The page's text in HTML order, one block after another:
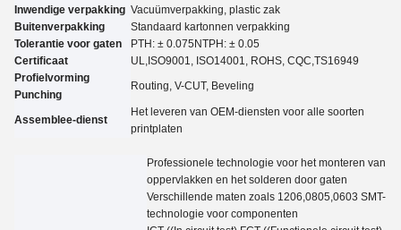
Inwendige verpakking Vacuümverpakking, plastic zak
Buitenverpakking
Standaard kartonnen verpakking
Tolerantie voor gaten
PTH: ± 0.075NTPH: ± 0.05
Certificaat
UL, ISO9001, ISO14001, ROHS, CQC ,TS16949
Profielvorming
Punching
Routing, V-CUT, Beveling
Assemblee-dienst
Het leveren van OEM-diensten voor alle soorten
printplaten
Professionele technologie voor het monteren van
oppervlakken en het solderen door gaten
Verschillende maten zoals 1206,0805,0603 SMT-
technologie voor componenten